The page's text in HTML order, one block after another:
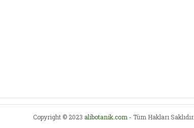
Copyright © 2023 alibotanik.com - Tüm Hakları Saklıdır.